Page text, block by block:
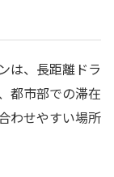
は、長距離ドラ
都市部での滞在
わせやすい場所